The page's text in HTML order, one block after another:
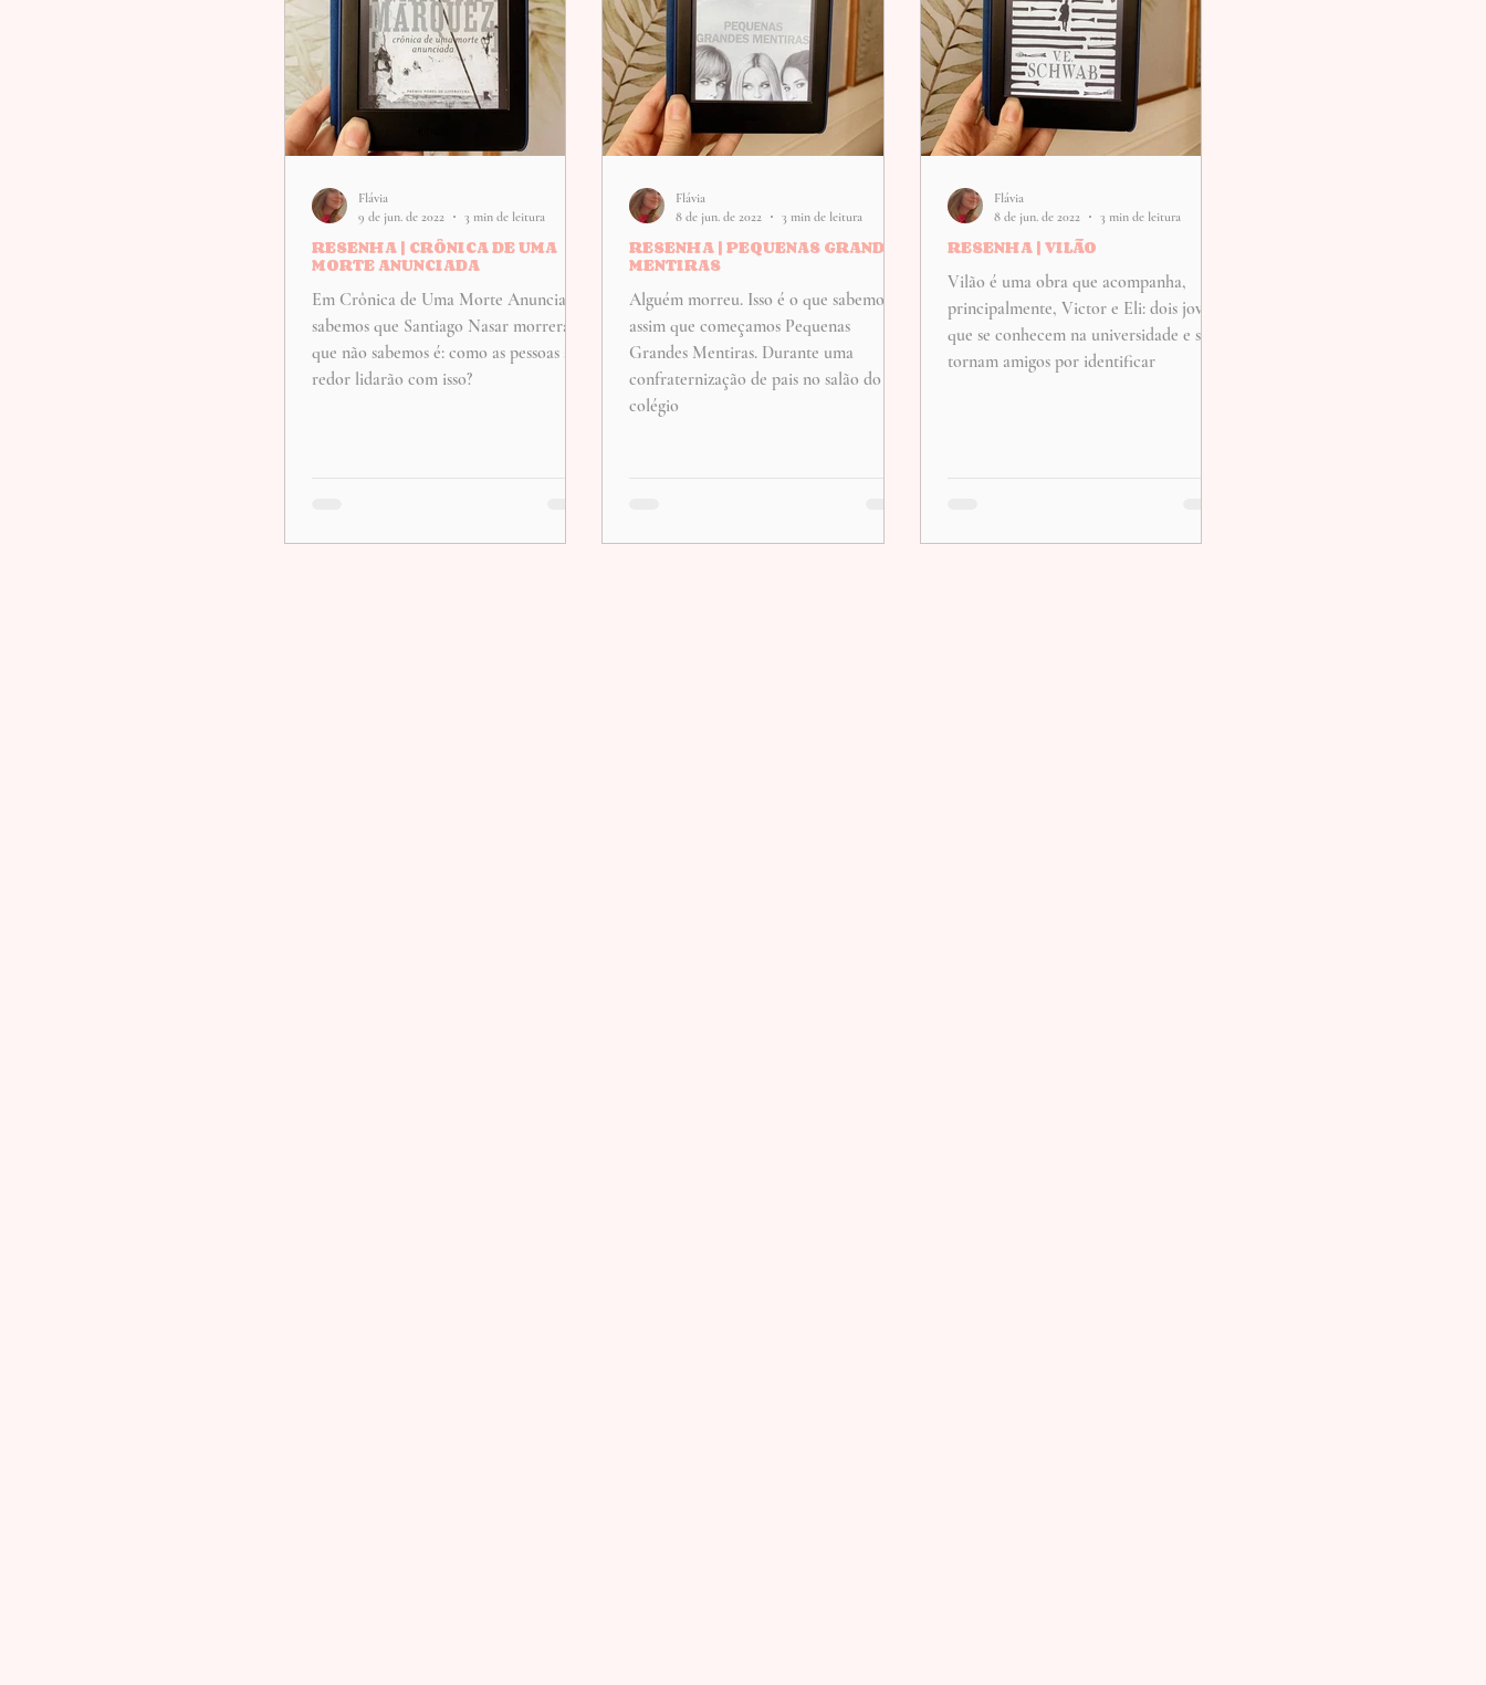
RESENHA | CRÔNICA DE UMA
MORTE ANUNCIADA
Em Crônica de Uma Morte Anunciada,
sabemos que Santiago Nasar morrerá. O
que não sabemos é: como as pessoas ao
redor lidarão com isso?
Flávia
9 de jun. de 2022
3 min de leitura
RESENHA | PEQUENAS GRANDES
MENTIRAS
Alguém morreu. Isso é o que sabemos
assim que começamos Pequenas
Grandes Mentiras. Durante uma
confraternização de pais no salão do
colégio
Flávia
8 de jun. de 2022
3 min de leitura
RESENHA | VILÃO
Vilão é uma obra que acompanha,
principalmente, Victor e Eli: dois jovens
que se conhecem na universidade e se
tornam amigos por identificar
Flávia
8 de jun. de 2022
3 min de leitura